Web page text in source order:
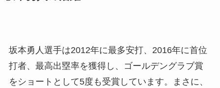
坂本勇人選手は2012年に最多安打、2016年に首位
打者、最高出塁率を獲得し、ゴールデングラブ賞
をショートとして5度も受賞しています。まさに、